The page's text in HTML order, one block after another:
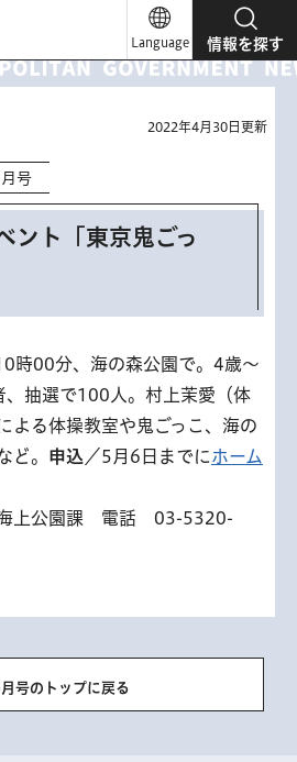
Language 情報を探す
2022年4月30日更新
号
ント「東京鬼ごっ
時00分、海の森公園で。4歳～
、抽選で100人。村上茉愛（体
よる体操教室や鬼ごっこ、海の
ど。
申込 ／5月6日までに ホーム
上公園課 電話 03-5320-
号のトップに戻る